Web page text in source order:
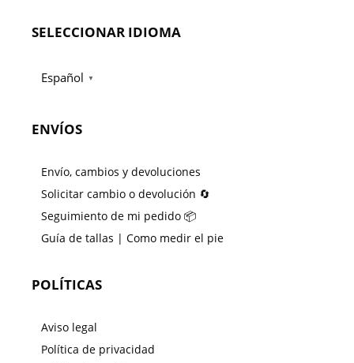
SELECCIONAR IDIOMA
Español ▼
ENVÍOS
Envío, cambios y devoluciones
Solicitar cambio o devolución 🔄
Seguimiento de mi pedido 📦
Guía de tallas | Como medir el pie
POLÍTICAS
Aviso legal
Política de privacidad